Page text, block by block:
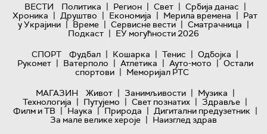
ВЕСТИ Политика | Регион | Свет | Србија данас |
Хроника | Друштво | Економија | Мерила времена | Рат
у Украјини | Време | Сервисне вести | Сматрачница |
Подкаст | ЕУ могућности 2026
СПОРТ
Фудбал | Кошарка | Тенис | Одбојка |
Рукомет | Ватерполо | Атлетика | Ауто-мото | Остали
спортови | Меморијал РТС
МАГАЗИН
Живот | Занимљивости | Музика |
Технологијa | Путујемо | Свет познатих | Здравље |
Филм и ТВ | Наука | Природа | Дигитални предузетник |
За мале велике хероје | Наизглед здрав